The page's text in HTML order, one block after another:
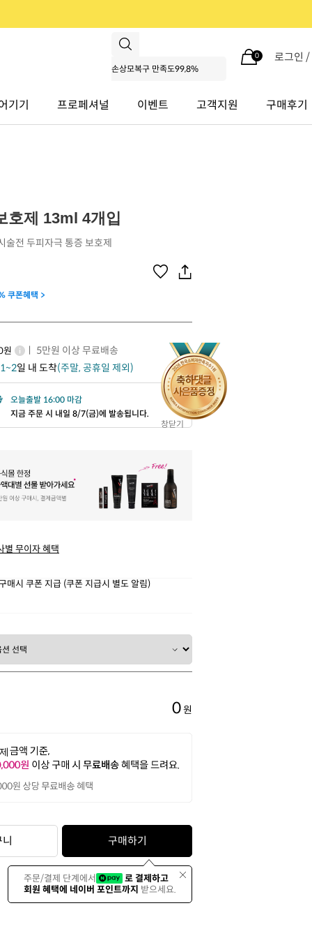
0 로그인 /
기기 프로페셔널 이벤트 고객지원 구매후기
창닫기
호제 13ml 4개입
술전 두피자극 통증 보호제
쿠폰혜택 >
원
ㅣ 5만원 이상 무료배송
1~2일 내 도착(주말, 공휴일 제외)
오늘출발 16:00 마감
지금 주문 시 내일 8/7(금)에 발송됩니다.
별 무이자 혜택
매시 쿠폰 지급 (쿠폰 지급시 별도 알림)
0원
구매하기
주문/결제 단계에서
로 결제하고
회원 혜택에 네이버 포인트까지 받으세요.